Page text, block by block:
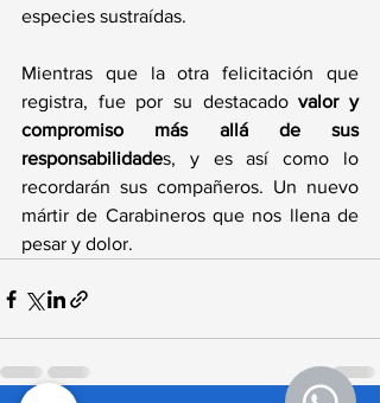
especies sustraídas.
Mientras que la otra felicitación que
registra, fue por su destacado valor y
compromiso más allá de sus
responsabilidades, y es así como lo
recordarán sus compañeros. Un nuevo
mártir de Carabineros que nos llena de
pesar y dolor.